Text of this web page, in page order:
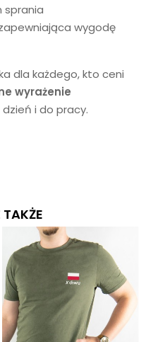
sprania
wygodę
dla każdego, kto ceni
wyrażenie
i do pracy.